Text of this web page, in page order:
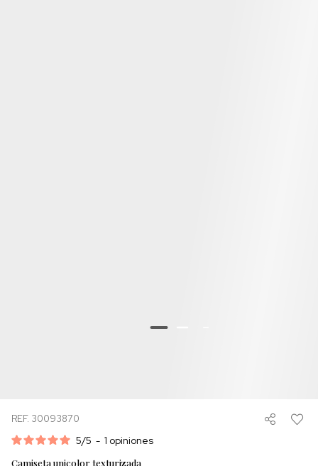
REF. 30093870
5/5 - 1 opiniones
Camiseta unicolor texturizada